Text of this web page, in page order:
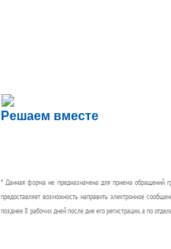
Решаем вместе
Сложности с получением
Сообщите об этом
* Данная форма не предназначена для приема
предоставляет возможность направить электронное
позднее 8 рабочих дней после дня его регистрации, а по